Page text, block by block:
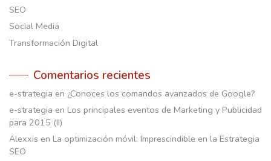
SEO
Social Media
Transformación Digital
Comentarios recientes
e-strategia en ¿Conoces los comandos avanzados de Google?
e-strategia en Los principales eventos de Marketing y Publicidad
para 2015 (II)
Alexxis en La optimización móvil: Imprescindible en la Estrategia
SEO